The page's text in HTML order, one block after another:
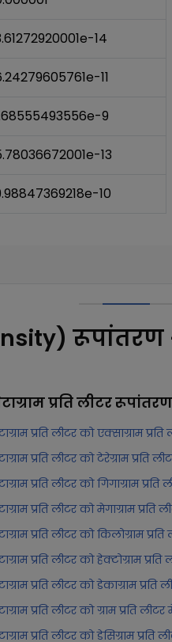
14
11
9
13
10
प्रति लीटररूपांतरण
प्रति लीटर को एक्साग्राम
प्रति लीटर को टेरेग्राम प्रति
प्रति लीटर को गिगाग्राम
प्रति लीटर को मेगाग्राम प्रति
प्रति लीटर को किलोग्राम
प्रति लीटर को हेक्टोग्राम
प्रति लीटर को डेकाग्राम प्रति
प्रति लीटर को ग्राम प्रति
प्रति लीटर को डेसिग्राम प्रति